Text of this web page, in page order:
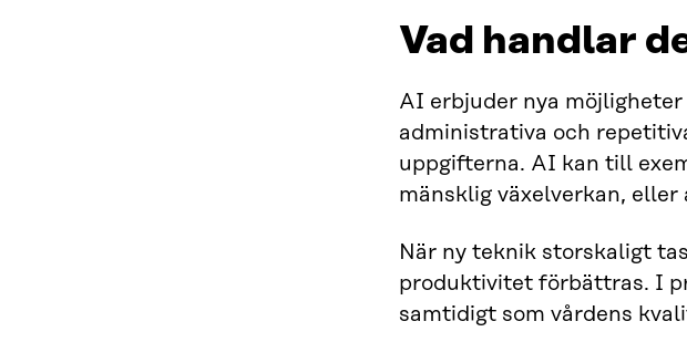
Vad handlar
AI erbjuder nya
administrativa och
uppgifterna. AI kan till
mänsklig växelverkan,
När ny teknik storskaligt
produktivitet förbättras. I
samtidigt som vårdens